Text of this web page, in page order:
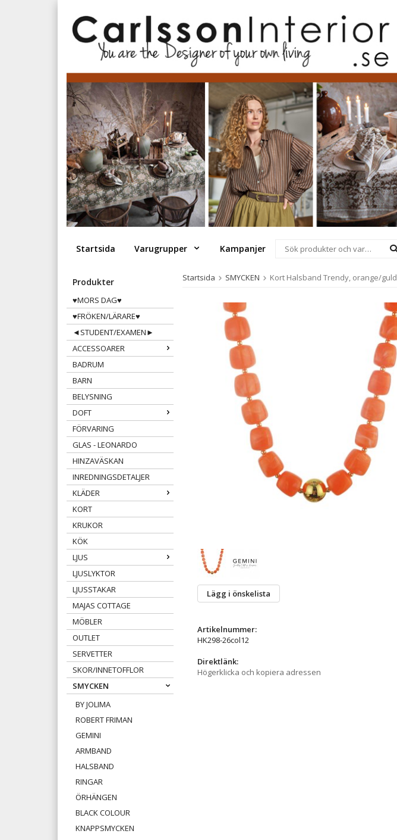
Startsida Varugrupper Kampanjer
Produkter
♥MORS DAG♥
♥FRÖKEN/LÄRARE♥
◄STUDENT/EXAMEN►
ACCESSOARER
BADRUM
BARN
BELYSNING
DOFT
FÖRVARING
GLAS - LEONARDO
HINZAVÄSKAN
INREDNINGSDETALJER
KLÄDER
KORT
KRUKOR
KÖK
LJUS
LJUSLYKTOR
LJUSSTAKAR
MAJAS COTTAGE
MÖBLER
OUTLET
SERVETTER
SKOR/INNETOFFLOR
SMYCKEN
BY JOLIMA
ROBERT FRIMAN
GEMINI
ARMBAND
HALSBAND
RINGAR
ÖRHÄNGEN
BLACK COLOUR
KNAPPSMYCKEN
Startsida SMYCKEN Kort Halsband Trendy, orange/guld
Lägg i önskelista
Artikelnummer:
HK298-26col12
Direktlänk:
Högerklicka och kopiera adressen